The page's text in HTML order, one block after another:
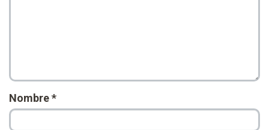
Nombre*